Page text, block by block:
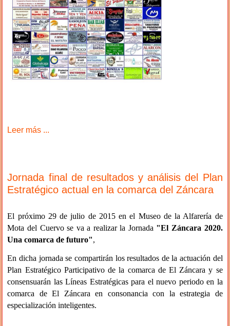
Leer más ...
Jornada final de resultados y análisis del Plan
Estratégico actual en la comarca del Záncara
El próximo 29 de julio de 2015 en el Museo de la Alfarería de
Mota del Cuervo se va a realizar la Jornada "El Záncara 2020.
Una comarca de futuro",
En dicha jornada se compartirán los resultados de la actuación del
Plan Estratégico Participativo de la comarca de El Záncara y se
consensuarán las Líneas Estratégicas para el nuevo periodo en la
comarca de El Záncara en consonancia con la estrategia de
especialización inteligentes.